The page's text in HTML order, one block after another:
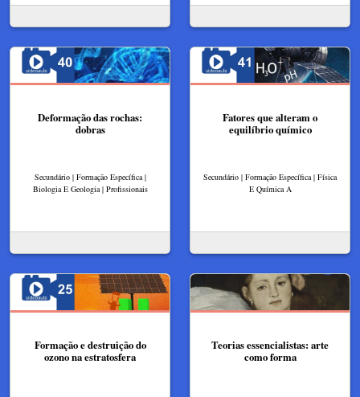
Deformação das rochas:
dobras
Secundário | Formação Específica |
Biologia E Geologia | Profissionais
Fatores que alteram o
equilíbrio químico
Secundário | Formação Específica | Física
E Química A
Formação e destruição do
ozono na estratosfera
Teorias essencialistas: arte
como forma